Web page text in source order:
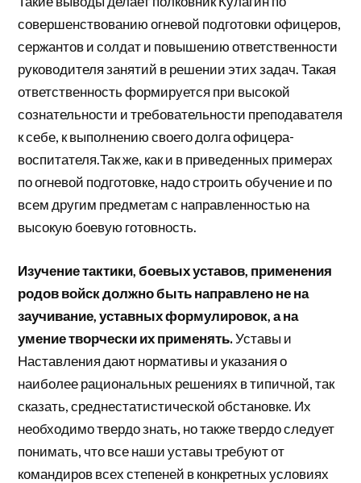
совершенствованию огневой подготовки офицеров,
сержантов и солдат и повышению ответственности
руководителя занятий в решении этих задач. Такая
ответственность формируется при высокой
сознательности и требовательности преподавателя
к себе, к выполнению своего долга офицера-
воспитателя.Так же, как и в приведенных примерах
по огневой подготовке, надо строить обучение и по
всем другим предметам с направленностью на
высокую боевую готовность.
Изучение тактики, боевых уставов, применения
родов войск должно быть направлено не на
заучивание, уставных формулировок, а на
умение творчески их применять.Уставы и
Наставления дают нормативы и указания о
наиболее рациональных решениях в типичной, так
сказать, среднестатистической обстановке. Их
необходимо твердо знать, но также твердо следует
понимать, что все наши уставы требуют от
командиров всех степеней в конкретных условиях